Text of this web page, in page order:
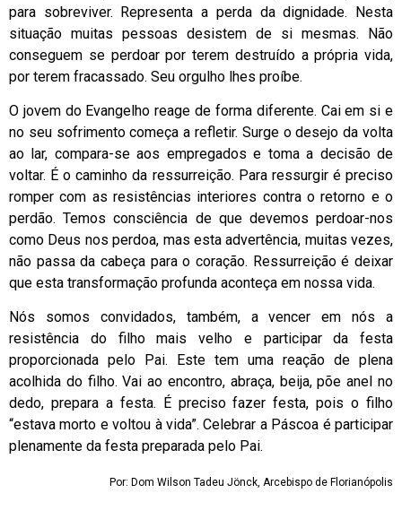
para sobreviver. Representa a perda da dignidade. Nesta
situação muitas pessoas desistem de si mesmas. Não
conseguem se perdoar por terem destruído a própria vida,
por terem fracassado. Seu orgulho lhes proíbe.
O jovem do Evangelho reage de forma diferente. Cai em si e
no seu sofrimento começa a refletir. Surge o desejo da volta
ao lar, compara-se aos empregados e toma a decisão de
voltar. É o caminho da ressurreição. Para ressurgir é preciso
romper com as resistências interiores contra o retorno e o
perdão. Temos consciência de que devemos perdoar-nos
como Deus nos perdoa, mas esta advertência, muitas vezes,
não passa da cabeça para o coração. Ressurreição é deixar
que esta transformação profunda aconteça em nossa vida.
Nós somos convidados, também, a vencer em nós a
resistência do filho mais velho e participar da festa
proporcionada pelo Pai. Este tem uma reação de plena
acolhida do filho. Vai ao encontro, abraça, beija, põe anel no
dedo, prepara a festa. É preciso fazer festa, pois o filho
“estava morto e voltou à vida”. Celebrar a Páscoa é participar
plenamente da festa preparada pelo Pai.
Por: Dom Wilson Tadeu Jönck, Arcebispo de Florianópolis